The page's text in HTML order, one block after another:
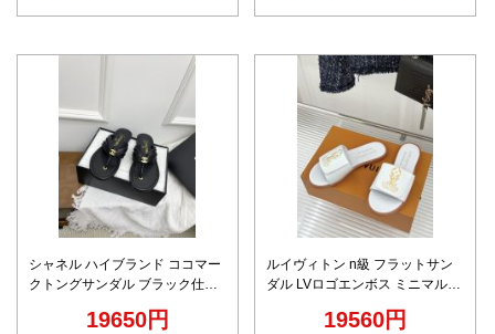
シャネル ハイブランド ココマー
クトングサンダル ブラック仕様
19650円
ルイヴィトン n級 フラットサン
ダル LVロゴエンボス ミニマルデ
19560円